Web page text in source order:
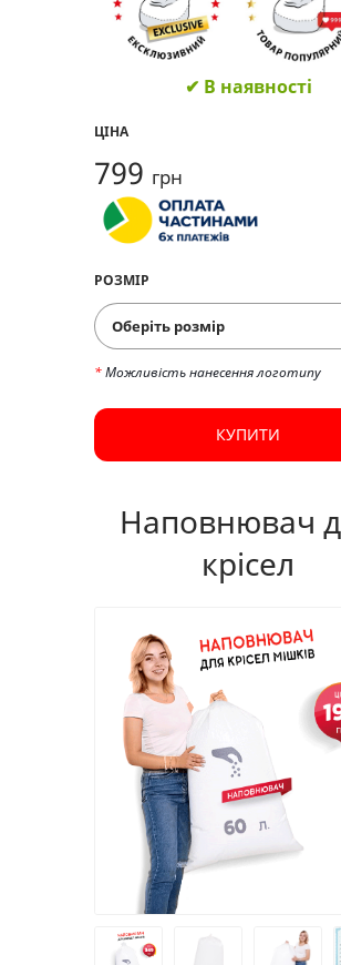
✔ В наявності
ЦІНА
799 грн
РОЗМІР
*Можливість нанесення логотипу
КУПИТИ
Наповнювач
крісел